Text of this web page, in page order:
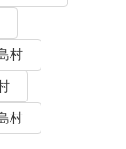
村
村